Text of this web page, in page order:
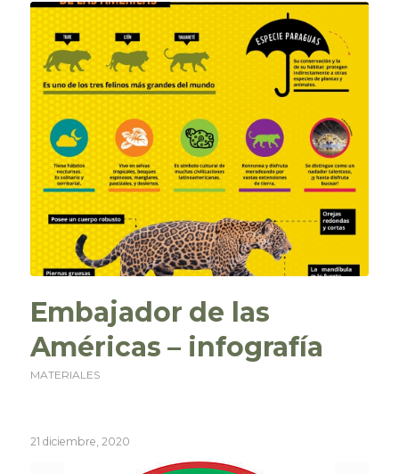
Embajador de las
Américas – infografía
MATERIALES
21 diciembre, 2020